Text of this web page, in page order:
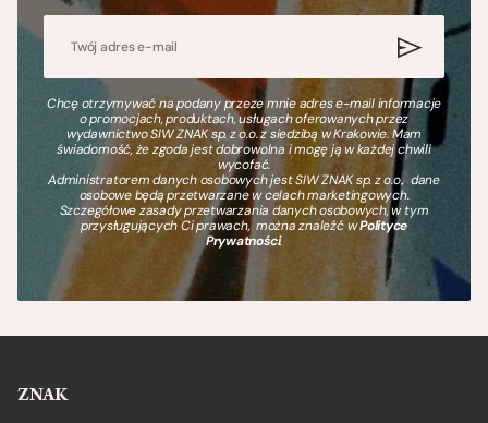
Chcę otrzymywać na podany przeze mnie adres e-mail informacje
o promocjach, produktach, usługach oferowanych przez
wydawnictwo SIW ZNAK sp. z o.o. z siedzibą w Krakowie. Mam
świadomość, że zgoda jest dobrowolna i mogę ją w każdej chwili
wycofać.
Administratorem danych osobowych jest SIW ZNAK sp. z o.o., dane
osobowe będą przetwarzane w celach marketingowych.
Szczegółowe zasady przetwarzania danych osobowych, w tym
przysługujących Ci prawach, można znaleźć wPolityce
Prywatności.
ZNAK